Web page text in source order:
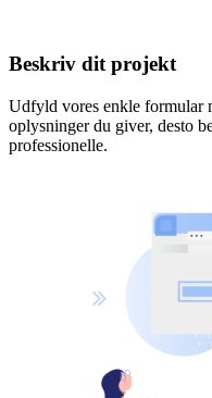
Beskriv dit projekt
Udfyld vores enkle formular
oplysninger du giver, desto
professionelle.